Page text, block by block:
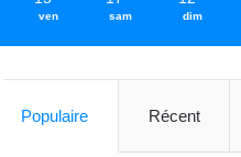
ven sam dim
Populaire Récent